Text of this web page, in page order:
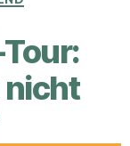
nicht